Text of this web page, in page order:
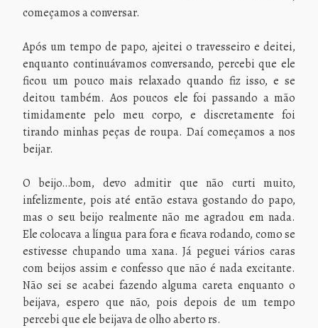
começamos a conversar.
Após um tempo de papo, ajeitei o travesseiro e deitei,
enquanto continuávamos conversando, percebi que ele
ficou um pouco mais relaxado quando fiz isso, e se
deitou também. Aos poucos ele foi passando a mão
timidamente pelo meu corpo, e discretamente foi
tirando minhas peças de roupa. Daí começamos a nos
beijar.
O beijo…bom, devo admitir que não curti muito,
infelizmente, pois até então estava gostando do papo,
mas o seu beijo realmente não me agradou em nada.
Ele colocava a língua para fora e ficava rodando, como se
estivesse chupando uma xana. Já peguei vários caras
com beijos assim e confesso que não é nada excitante.
Não sei se acabei fazendo alguma careta enquanto o
beijava, espero que não, pois depois de um tempo
percebi que ele beijava de olho aberto rs.